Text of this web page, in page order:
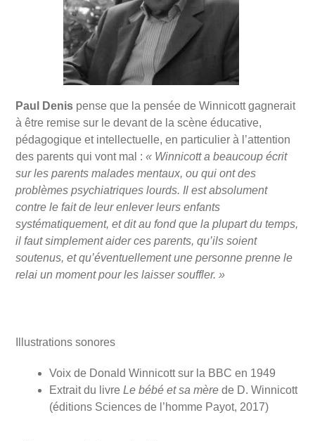
Paul Denis pense que la pensée de Winnicott gagnerait
à être remise sur le devant de la scène éducative,
pédagogique et intellectuelle, en particulier à l’attention
des parents qui vont mal : « Winnicott a beaucoup écrit
sur les parents malades mentaux, ou qui ont des
problèmes psychiatriques lourds. Il est absolument
contre le fait de leur enlever leurs enfants
systématiquement, et dit au fond que la plupart du temps,
il faut simplement aider ces parents, qu’ils soient
soutenus, et qu’éventuellement une personne prenne le
relai un moment pour les laisser souffler. »
Illustrations sonores
Voix de Donald Winnicott sur la BBC en 1949
Extrait du livre Le bébé et sa mère de D. Winnicott
(éditions Sciences de l’homme Payot, 2017)